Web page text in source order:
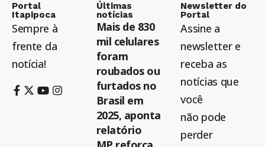
Portal
Itapipoca
Sempre à
frente da
notícia!
Últimas
notícias
Mais de 830
mil celulares
foram
roubados ou
furtados no
Brasil em
2025, aponta
relatório
Newsletter do
Portal
Assine a
newsletter e
receba as
notícias que
você
não pode
perder